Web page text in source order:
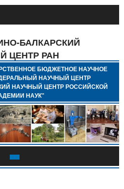
БАЛКАРСКИЙ
ЦЕНТР РАН
БЮДЖЕТНОЕ НАУЧНОЕ
НАУЧНЫЙ ЦЕНТР
НАУЧНЫЙ ЦЕНТР РОССИЙСКОЙ
НАУК"